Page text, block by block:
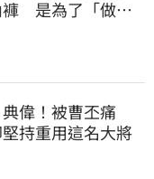
褲 是為了「做這
偉！被曹丕痛
持重用這名大將